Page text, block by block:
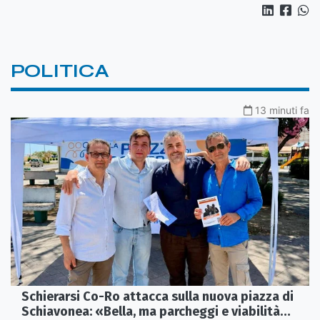
POLITICA
13 minuti fa
Schierarsi Co-Ro attacca sulla nuova piazza di
Schiavonea: «Bella, ma parcheggi e viabilità